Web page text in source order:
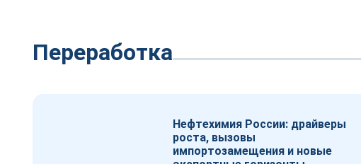
Переработка
Нефтехимия России: драйверы
роста, вызовы
импортозамещения и новые